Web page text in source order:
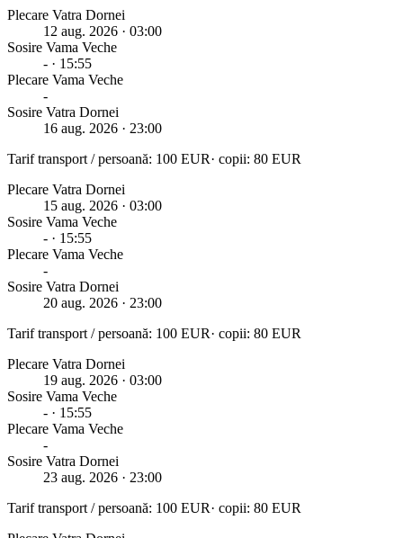
Plecare Vatra Dornei
12 aug. 2026 · 03:00
Sosire Vama Veche
- · 15:55
Plecare Vama Veche
-
Sosire Vatra Dornei
16 aug. 2026 · 23:00
Tarif transport / persoană: 100 EUR· copii: 80 EUR
Plecare Vatra Dornei
15 aug. 2026 · 03:00
Sosire Vama Veche
- · 15:55
Plecare Vama Veche
-
Sosire Vatra Dornei
20 aug. 2026 · 23:00
Tarif transport / persoană: 100 EUR· copii: 80 EUR
Plecare Vatra Dornei
19 aug. 2026 · 03:00
Sosire Vama Veche
- · 15:55
Plecare Vama Veche
-
Sosire Vatra Dornei
23 aug. 2026 · 23:00
Tarif transport / persoană: 100 EUR· copii: 80 EUR